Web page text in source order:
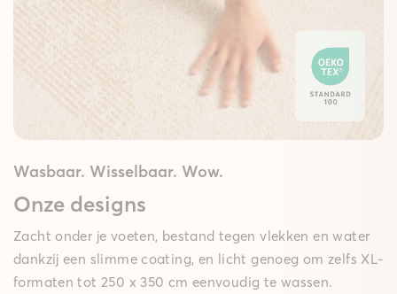
Wasbaar. Wisselbaar. Wow.
Onze designs
Zacht onder je voeten, bestand tegen vlekken en water
dankzij een slimme coating, en licht genoeg om zelfs XL-
formaten tot 250 x 350 cm eenvoudig te wassen.